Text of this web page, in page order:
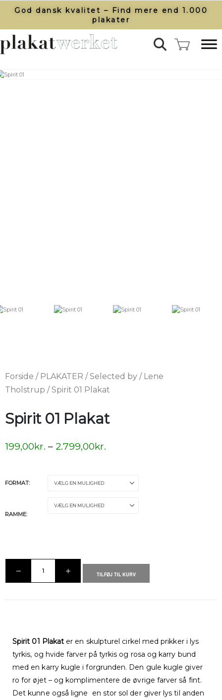
God dansk kvalitet – Find mere end 1.000
plakater​
Forside / PLAKATER /Selected by / Lene
Tholstrup / Spirit 01 Plakat
Spirit 01 Plakat
199,00kr. – 2.799,00kr.
FORMAT
RAMME
TILFØJ TIL KURV
Spirit 01 Plakat er en skulpturel cirkel med prikker i lys
tyrkis, og hvide farver på tyrkis og rosa og karry bund
med en karry kugle i forgrunden. Den gule kugle giver
ro for øjet – og komplimentere de øvrige farver så fint.
Det kunne også ligne en stor sol der giver lys til anden